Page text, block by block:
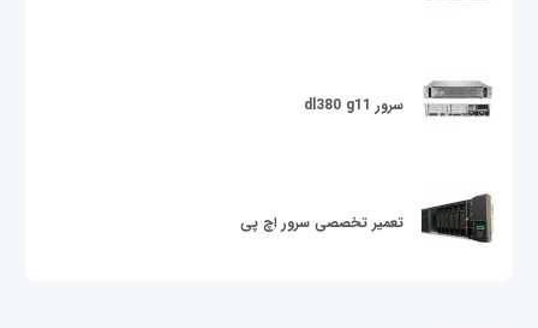
سرور dl380 g11
تعمیر تخصصی سرور اچ پی